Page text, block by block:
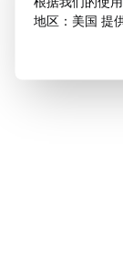
地区：美国 提